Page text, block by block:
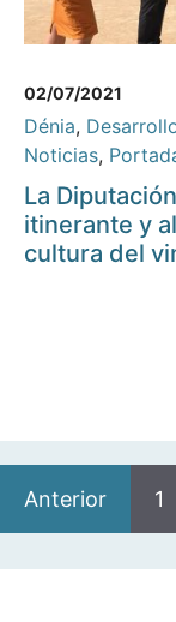
02/07/2021
Dénia,
Noticias,
La
itinerante y
cultura del
Anterior 1